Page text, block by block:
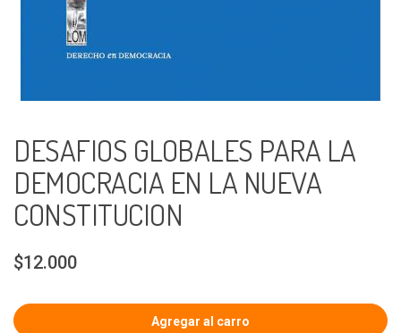
DESAFIOS GLOBALES PARA LA
DEMOCRACIA EN LA NUEVA
CONSTITUCION
$12.000